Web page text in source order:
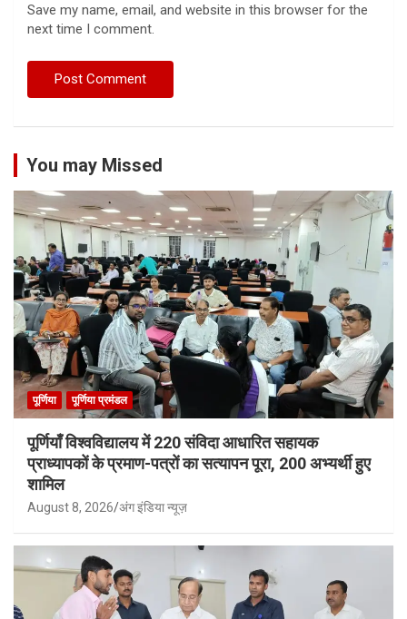
Save my name, email, and website in this browser for the
next time I comment.
You may Missed
पूर्णिया पूर्णिया प्रमंडल
पूर्णियाँ विश्वविद्यालय में 220 संविदा आधारित सहायक
प्राध्यापकों के प्रमाण-पत्रों का सत्यापन पूरा, 200 अभ्यर्थी हुए
शामिल
August 8, 2026 अंग इंडिया न्यूज़